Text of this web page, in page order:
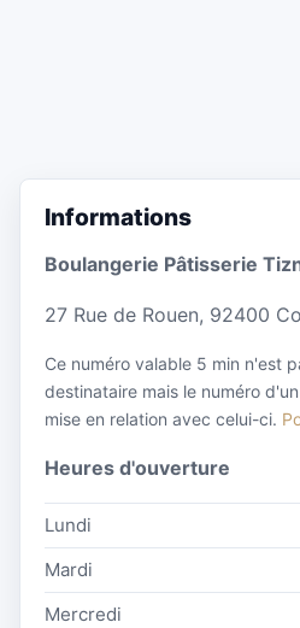
Informations
Boulangerie Pâtisserie
27 Rue de Rouen, 92400
Ce numéro valable 5 min n'est
destinataire mais le numéro
mise en relation avec celui-ci.
Heures d'ouverture
Lundi
Mardi
Mercredi